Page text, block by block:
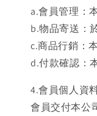
a.會員管理：
b.物品寄送：
c.商品行銷：
d.付款確認：
4.會員個人資
會員交付本公